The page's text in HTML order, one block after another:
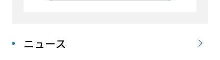
ニュース